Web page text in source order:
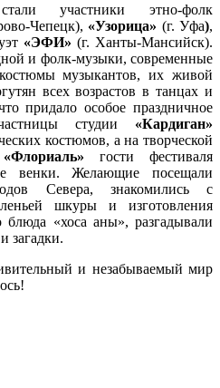
участники этно-фолк
Чепецк), «Узорица» (г. Уфа),
«ЭФИ» (г. Ханты-Мансийск).
и фолк-музыки, современные
музыкантов, их живой
всех возрастов в танцах и
придало особое праздничное
студии «Кардиган»
костюмов, а на творческой
«Флориаль» гости фестиваля
венки. Желающие посещали
Севера, знакомились с
шкуры и изготовления
блюда «хоса аны», разгадывали
загадки.
и незабываемый мир